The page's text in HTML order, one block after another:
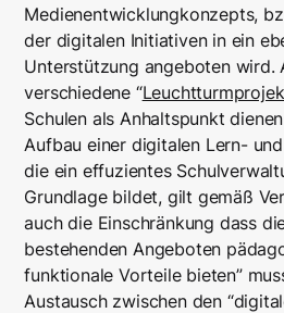
Medienentwicklungkonzepts,
der digitalen Initiativen in ein
Unterstützung angeboten wird.
verschiedene “
Schulen als Anhaltspunkt
Aufbau einer digitalen Lern-
die ein effuzientes
Grundlage bildet, gilt gemäß
auch die Einschränkung dass
bestehenden Angeboten
funktionale Vorteile bieten”
Austausch zwischen den